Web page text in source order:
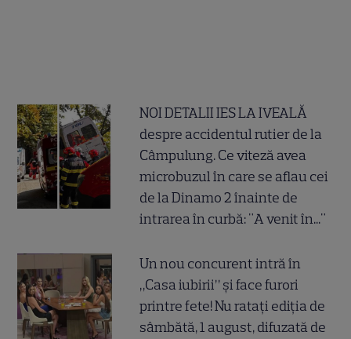
NOI DETALII IES LA IVEALĂ
despre accidentul rutier de la
Câmpulung. Ce viteză avea
microbuzul în care se aflau cei
de la Dinamo 2 înainte de
intrarea în curbă: "A venit în..."
Un nou concurent intră în
„Casa iubirii” și face furori
printre fete! Nu ratați ediția de
sâmbătă, 1 august, difuzată de